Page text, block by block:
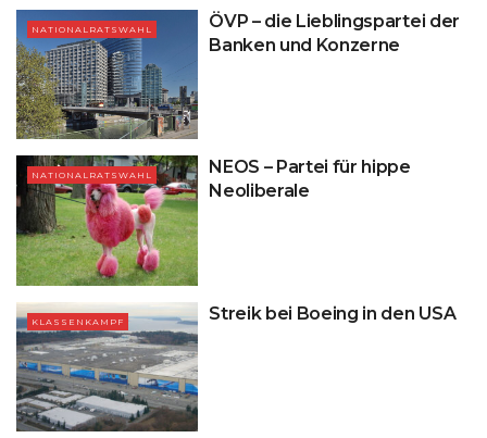
NATIONALRATSWAHL
ÖVP – die Lieblingspartei der
Banken und Konzerne
NATIONALRATSWAHL
NEOS – Partei für hippe
Neoliberale
KLASSENKAMPF Streik bei Boeing in den USA